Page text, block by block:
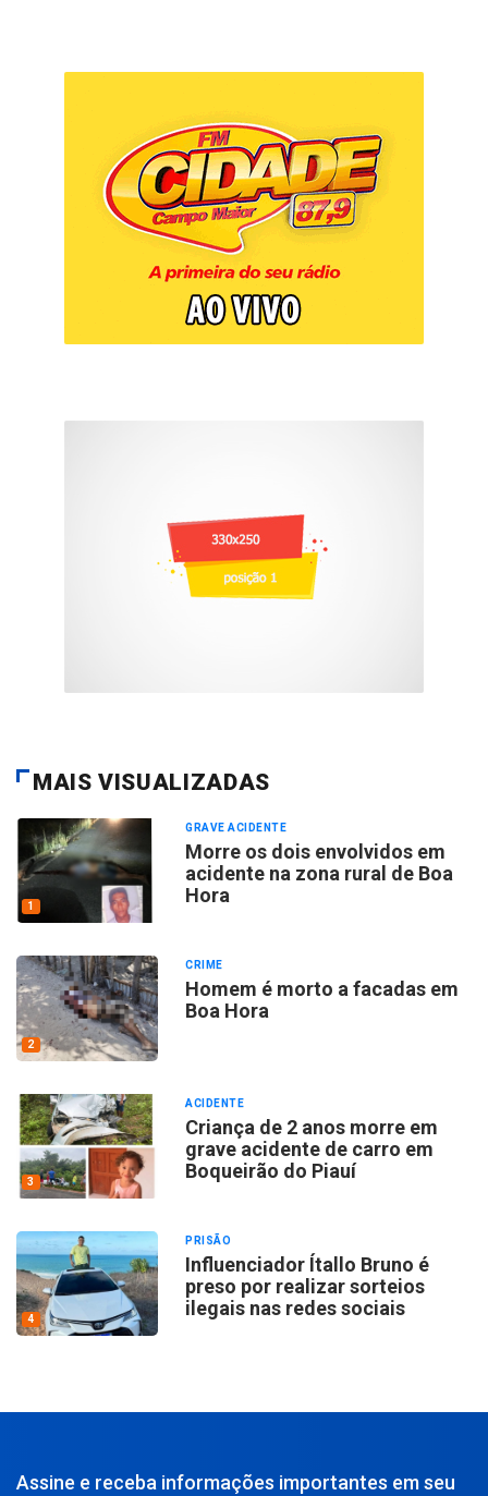
MAIS VISUALIZADAS
1
GRAVE ACIDENTE
Morre os dois envolvidos em
acidente na zona rural de Boa
Hora
2
CRIME
Homem é morto a facadas em
Boa Hora
3
ACIDENTE
Criança de 2 anos morre em
grave acidente de carro em
Boqueirão do Piauí
4
PRISÃO
Influenciador Ítallo Bruno é
preso por realizar sorteios
ilegais nas redes sociais
Assine e receba informações importantes em seu